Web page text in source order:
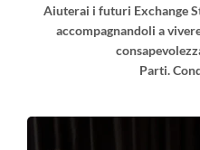
Aiuterai i futuri Exchange
accompagnandoli a
Parti.